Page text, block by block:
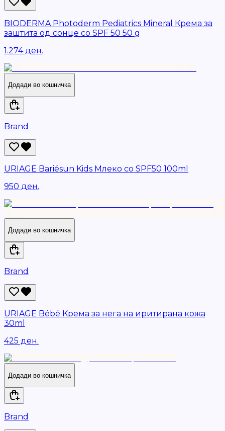
BIODERMA Photoderm Pediatrics Mineral Крема за
заштита од сонце со SPF 50 50 g
1.274 ден.
Додади во кошничка
Brand
URIAGE Bariésun Kids Млеко со SPF50 100ml
950 ден.
Додади во кошничка
Brand
URIAGE Bébé Крема за нега на иритирана кожа
30ml
425 ден.
Додади во кошничка
Brand